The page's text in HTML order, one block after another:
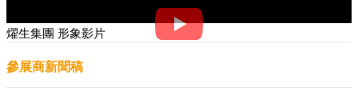
燿生集團 形象影片
參展商新聞稿